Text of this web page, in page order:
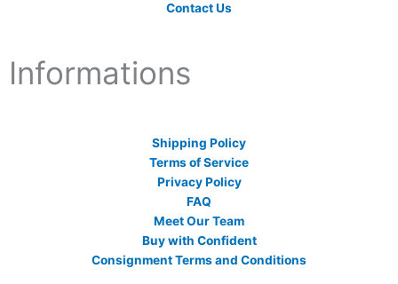
Contact Us
Informations
Shipping Policy
Terms of Service
Privacy Policy
FAQ
Meet Our Team
Buy with Confident
Consignment Terms and Conditions